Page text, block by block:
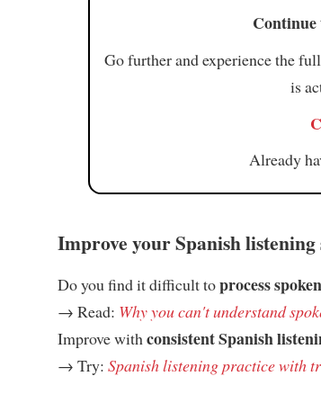
Continue
Go further and experience the
is
Already
Improve your Spanish
Do you find it difficult toprocess
→ Read: Why you can't understand
Improve with consistent Spanish
→ Try: Spanish listening practice with